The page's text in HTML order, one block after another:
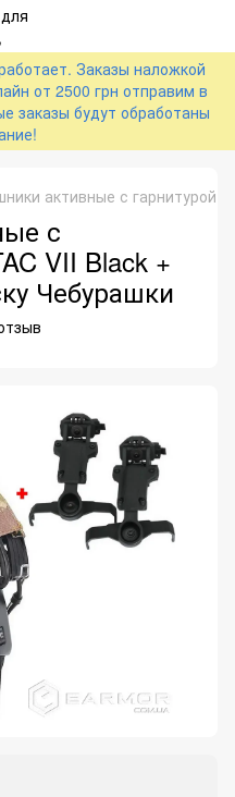
Заказы наложкой
от 2500 грн отправим в
заказы будут обработаны
активные с гарнитурой
с
VII Black +
Чебурашки